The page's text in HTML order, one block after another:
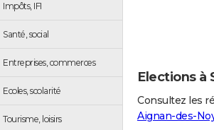
Impôts, IFI
Santé, social
Entreprises, commerces
Ecoles, scolarité
Tourisme, loisirs
Elections à
Consultez les
Aignan-des-